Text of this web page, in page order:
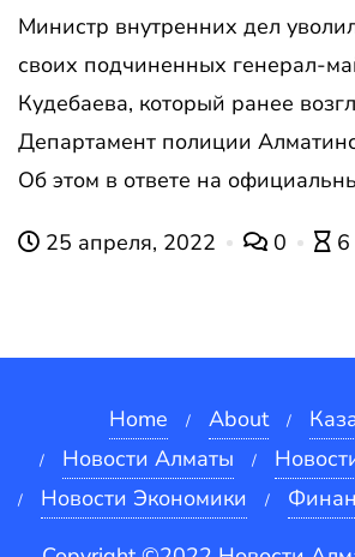
Министр внутренних дел
своих подчиненных генерал-
Кудебаева, который ранее
Департамент полиции
Об этом в ответе на
25 апреля, 2022 0 6
Home About
Новости Алматы
Новости Экономики